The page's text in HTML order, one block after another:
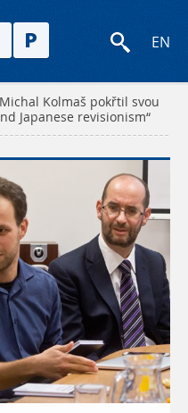
EN
Kolmaš pokřtil svou
Japanese revisionism“